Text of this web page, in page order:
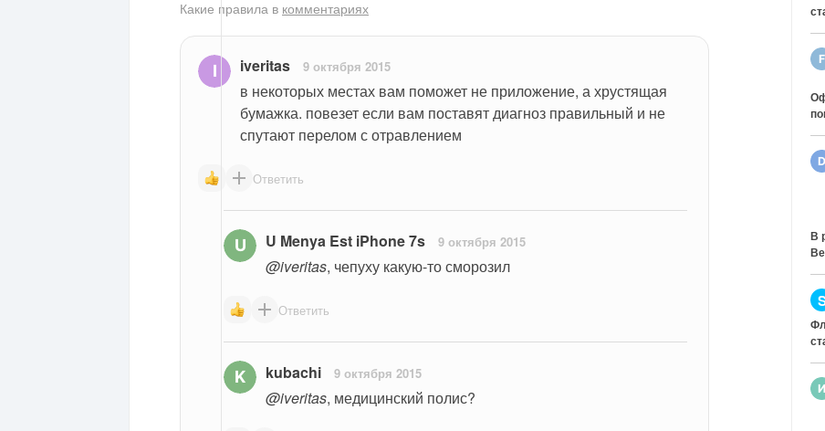
Какие правила в комментариях
iveritas 9 октября 2015
в некоторых местах вам поможет не приложение, а хрустящая
бумажка. повезет если вам поставят диагноз правильный и не
спутают перелом с отравлением
Ответить
U Menya Est iPhone 7s 9 октября 2015
@iveritas, чепуху какую-то сморозил
Ответить
kubachi 9 октября 2015
@iveritas, медицинский полис?
В